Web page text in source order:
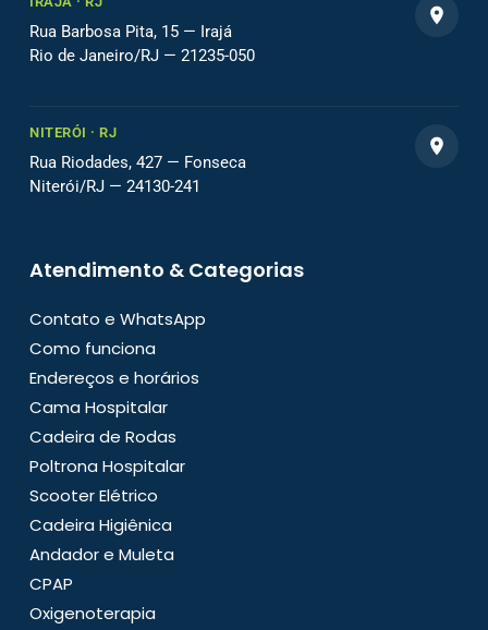
Rua Barbosa Pita, 15 — Irajá
Rio de Janeiro/RJ — 21235-050
NITERÓI · RJ
Rua Riodades, 427 — Fonseca
Niterói/RJ — 24130-241
Atendimento & Categorias
Contato e WhatsApp
Como funciona
Endereços e horários
Cama Hospitalar
Cadeira de Rodas
Poltrona Hospitalar
Scooter Elétrico
Cadeira Higiênica
Andador e Muleta
CPAP
Oxigenoterapia